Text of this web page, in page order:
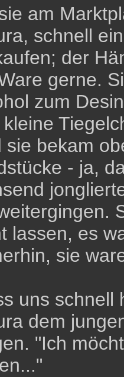
am
schnell
der
gerne.
zum
kleine
sie bekam
- ja,
lassen, es
sie
uns schnell
dem
"Ich